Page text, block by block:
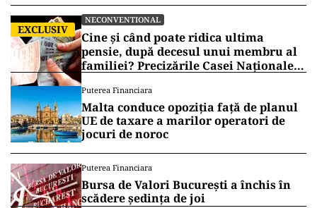
EXCLUSIV
NECONVENTIONAL
Cine și când poate ridica ultima
pensie, după decesul unui membru al
familiei? Precizările Casei Naționale
Puterea Financiara
Malta conduce opoziția față de planul
UE de taxare a marilor operatori de
jocuri de noroc
Puterea Financiara
Bursa de Valori București a închis în
scădere ședința de joi